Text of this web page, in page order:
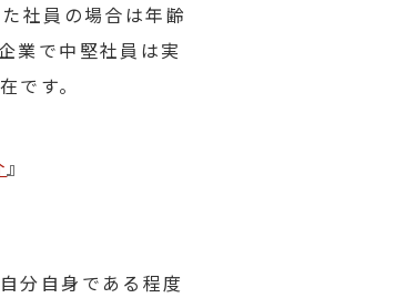
社員の場合は年齢
業で中堅社員は実
です。
』
分自身である程度